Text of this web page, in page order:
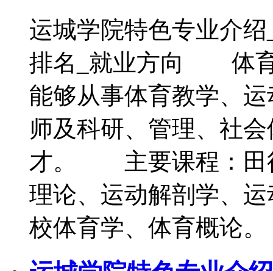
运城学院特色专业介
排名_就业方向 体育
能够从事体育教学、
师及科研、管理、社
才。 主要课程：田
理论、运动解剖学、
校体育学、体育概论。